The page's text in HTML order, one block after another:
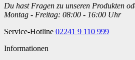
Du hast Fragen zu unseren Produkten
Montag - Freitag: 08:00 - 16:00 Uhr
Service-Hotline 02241 9 110 999
Informationen